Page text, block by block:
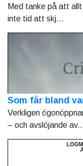
Med tanke på att
inte tid att skj...
Som får bland
Verkligen
– och avslöjande